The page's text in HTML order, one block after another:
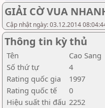
GIẢI CỜ VUA
Cập nhật ngày: 03.12.2014
Thông tin kỳ thủ
Tên
Cao Sang
Số thứ tự
4
Rating quốc gia
1997
Rating quốc tế
0
Hiệu suất thi đấu 2252